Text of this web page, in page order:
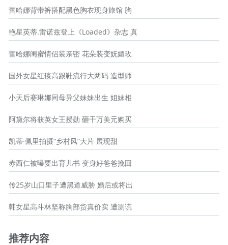
蕾哈娜背带裤搭配黑色胸衣现身旅馆 胸
艳星英蒂.雷诺兹登上《Loaded》杂志 真
蕾哈娜闺蜜情侣装亲密 花朵装变妩媚玫
国外女星红毯高跟鞋流行大两码 造型师
小天后赛琳娜同母异父妹妹出生 姐妹相
阿黛尔将获英女王授勋 砸千万美元购买
凯蒂·佩里拍摄“乡村风”大片 展现甜
赤西仁被曝要出育儿书 变身好爸爸挽回
传25岁山口里子遭黑道威胁 婚后或将出
韩女星高斗林坚称胸部货真价实 遭测谎
推荐内容